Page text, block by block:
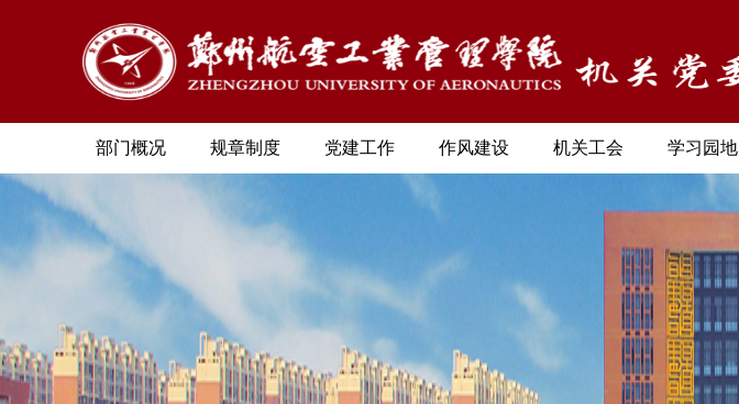
部门概况 规章制度 党建工作 作风建设 机关工会 学习园地